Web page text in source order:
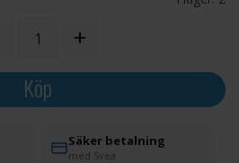
+
Köp
Säker betalning
med Svea